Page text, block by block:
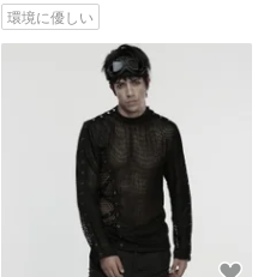
環境に優しい